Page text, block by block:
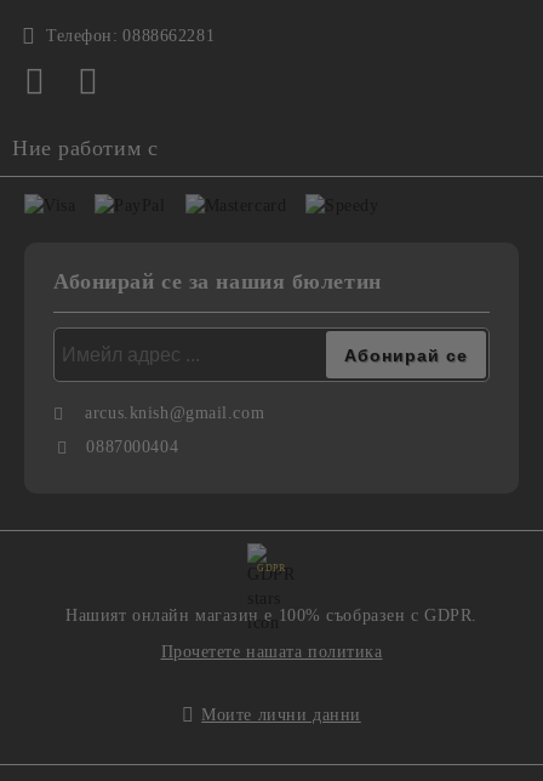
Телефон: 0888662281
Ние работим с
Абонирай се за нашия бюлетин
arcus.knish@gmail.com
0887000404
GDPR
Нашият онлайн магазин е 100% съобразен с GDPR.
Прочетете нашата политика
Моите лични данни